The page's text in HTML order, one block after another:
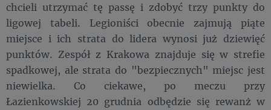
chcieli utrzymać tę passę i zdobyć trzy punkty do
ligowej tabeli. Legioniści obecnie zajmują piąte
miejsce i ich strata do lidera wynosi już dziewięć
punktów. Zespół z Krakowa znajduje się w strefie
spadkowej, ale strata do "bezpiecznych" miejsc jest
niewielka. Co ciekawe, po meczu przy
Łazienkowskiej 20 grudnia odbędzie się rewanż w